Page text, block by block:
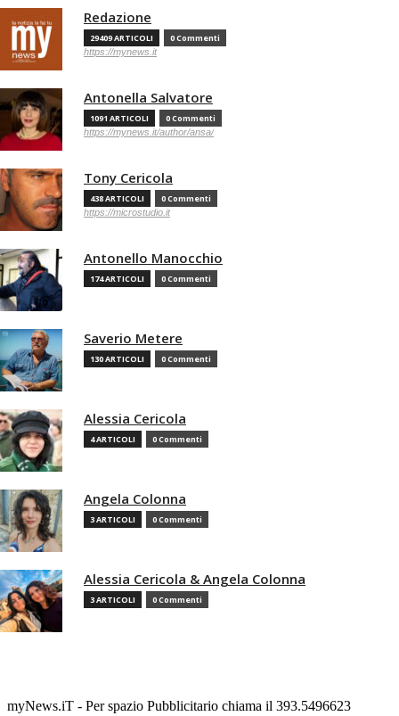
Redazione
29409 ARTICOLI 0 Commenti
https://mynews.it
Antonella Salvatore
1091 ARTICOLI 0 Commenti
https://mynews.it/author/ansa/
Tony Cericola
438 ARTICOLI 0 Commenti
https://microstudio.it
Antonello Manocchio
174 ARTICOLI 0 Commenti
Saverio Metere
130 ARTICOLI 0 Commenti
Alessia Cericola
4 ARTICOLI 0 Commenti
Angela Colonna
3 ARTICOLI 0 Commenti
Alessia Cericola & Angela Colonna
3 ARTICOLI 0 Commenti
myNews.iT - Per spazio Pubblicitario chiama il 393.5496623